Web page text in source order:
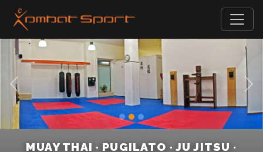
Precedente
MUAY THAI · PUGILATO · JU JITSU ·